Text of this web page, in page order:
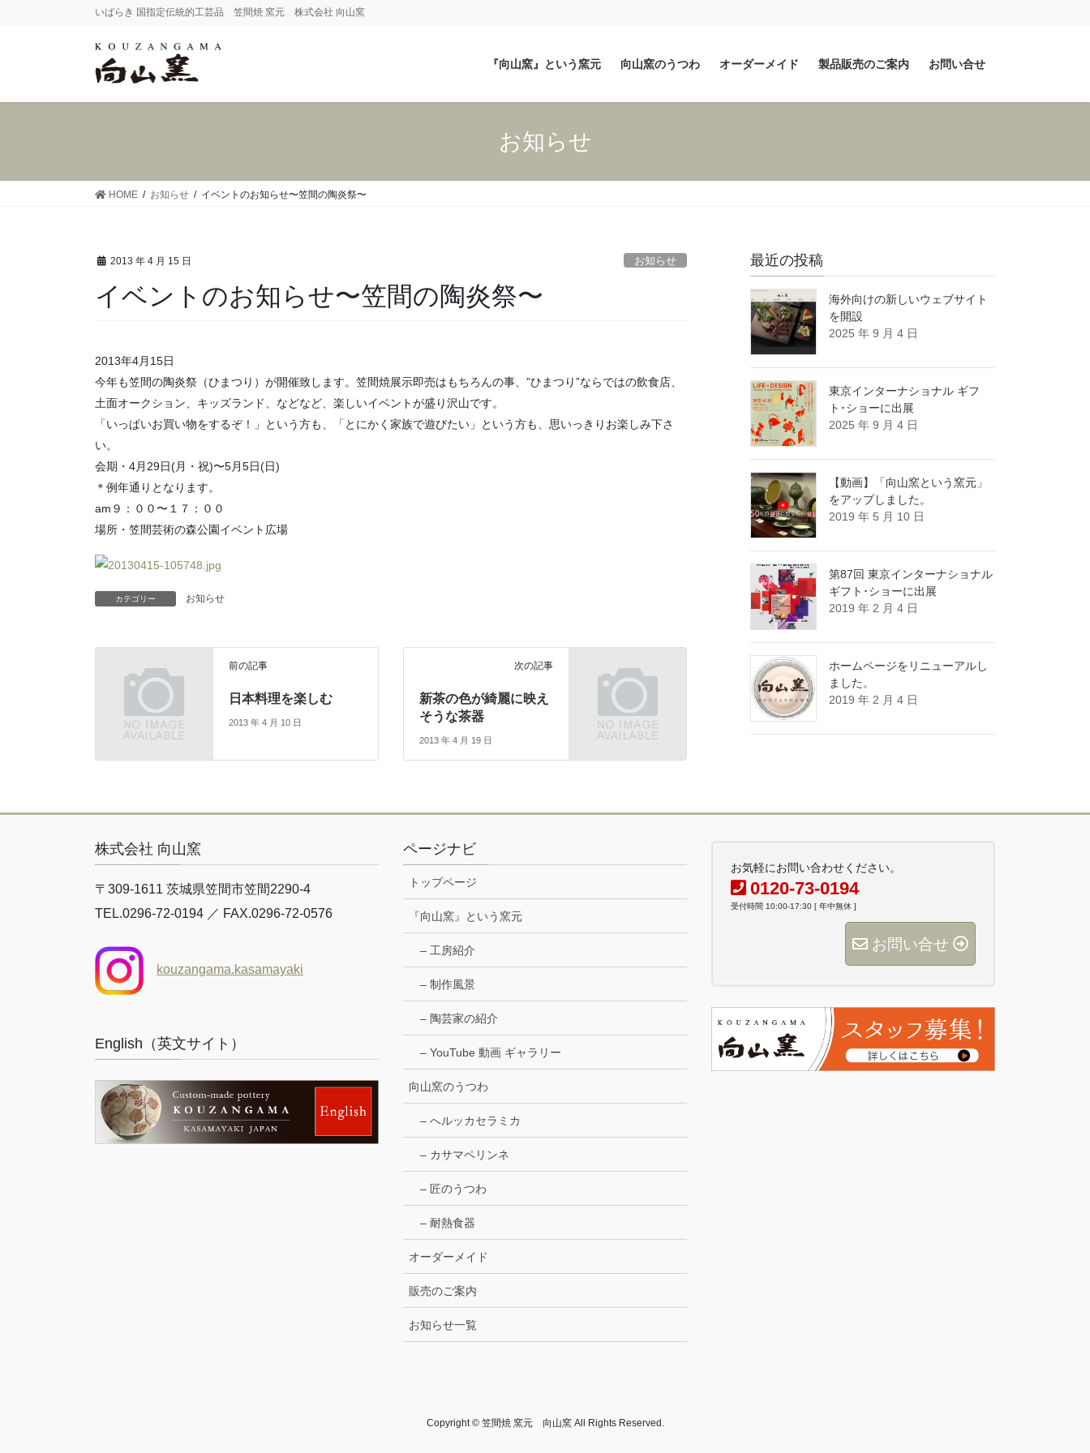
へ
プ
ョ
動
いばらき 国指定伝統的工芸品 笠間焼 窯元 株式会社 向山窯
『向山窯』という窯元 向山窯のうつわ オーダーメイド 製品販売のご案内 お問い合せ
お知らせ
HOME お知らせ イベントのお知らせ〜笠間の陶炎祭〜
2013 年 4 月 15 日 お知らせ
イベントのお知らせ〜笠間の陶炎祭〜
2013年4月15日
今年も笠間の陶炎祭（ひまつり）が開催致します。笠間焼展示即売はもちろんの事、”ひまつり”ならではの飲食店、
土面オークション、キッズランド、などなど、楽しいイベントが盛り沢山です。
「いっぱいお買い物をするぞ！」という方も、「とにかく家族で遊びたい」という方も、思いっきりお楽しみ下さ
い。
会期・4月29日(月・祝)〜5月5日(日)
＊例年通りとなります。
am９：００〜１７：００
場所・笠間芸術の森公園イベント広場
カテゴリー お知らせ
前の記事
日本料理を楽しむ
2013 年 4 月 10 日
次の記事
新茶の色が綺麗に映え
そうな茶器
2013 年 4 月 19 日
最近の投稿
海外向けの新しいウェブサイト
を開設
2025 年 9 月 4 日
東京インターナショナル ギフ
ト･ショーに出展
2025 年 9 月 4 日
【動画】「向山窯という窯元」
をアップしました。
2019 年 5 月 10 日
第87回 東京インターナショナル
ギフト･ショーに出展
2019 年 2 月 4 日
ホームページをリニューアルし
ました。
2019 年 2 月 4 日
株式会社 向山窯
〒309-1611 茨城県笠間市笠間2290-4
TEL.0296-72-0194 ／ FAX.0296-72-0576
kouzangama.kasamayaki
English（英文サイト）
ページナビ
トップページ
『向山窯』という窯元
– 工房紹介
– 制作風景
– 陶芸家の紹介
– YouTube 動画 ギャラリー
向山窯のうつわ
– へルッカセラミカ
– カサマペリンネ
– 匠のうつわ
– 耐熱食器
オーダーメイド
販売のご案内
お知らせ一覧
お気軽にお問い合わせください。
0120-73-0194
受付時間 10:00-17:30 [ 年中無休 ]
お問い合せ
Copyright © 笠間焼 窯元 向山窯 All Rights Reserved.